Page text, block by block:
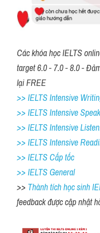
Các khóa học IELTS
target 6.0 - 7.0 - 8.0 -
lại FREE
>> IELTS Intensive
>> IELTS Intensive
>> IELTS Intensive
>> IELTS Intensive
>> IELTS Cấp tốc
>> IELTS General
>> Thành tích học sinh
feedback được cập nhật